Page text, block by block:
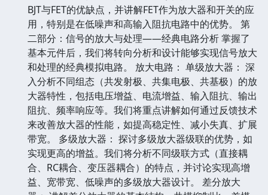
BJT与FET的优缺点，并讲解FET作为放大器和开关的应
用，特别是在低噪声和高输入阻抗电路中的优势。 第
二部分：信号的放大与处理——经典电路分析 掌握了
基本元件后，我们将转向分析和设计能够实现信号放大
和处理的经典模拟电路。 放大电路： 单级放大器： 深
入分析不同组态（共发射极、共集电极、共基极）的放
大器特性，包括电压增益、电流增益、输入阻抗、输出
阻抗、频率响应等。我们将重点讲解如何通过反馈技术
来改善放大器的性能，如提高稳定性、减小失真、扩展
带宽。 多级放大器： 探讨多级放大器级联的优势，如
实现更高的增益。我们将分析不同级联方式（直接耦
合、RC耦合、变压器耦合）的特点，并讨论实现高增
益、宽带宽、低噪声的多级放大器设计。 差分放大